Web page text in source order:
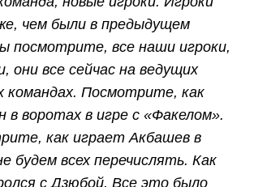
чем были в предыдущем
посмотрите, все наши игроки,
они все сейчас на ведущих
командах. Посмотрите, как
в воротах в игре с «Факелом».
как играет Акбашев в
будем всех перечислять. Как
с Дзюбой. Все это было